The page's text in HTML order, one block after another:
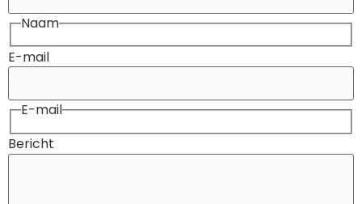
Naam
E-mail
E-mail
Bericht